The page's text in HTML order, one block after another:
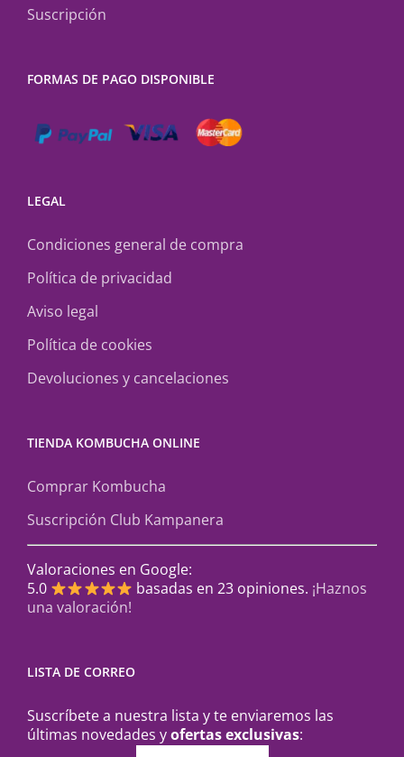
Suscripción
FORMAS DE PAGO DISPONIBLE
LEGAL
Condiciones general de compra
Política de privacidad
Aviso legal
Política de cookies
Devoluciones y cancelaciones
TIENDA KOMBUCHA ONLINE
Comprar Kombucha
Suscripción Club Kampanera
Valoraciones en Google:
5.0
basadas en 23 opiniones. ¡Haznos
una valoración!
LISTA DE CORREO
Suscríbete a nuestra lista y te enviaremos las
últimas novedades yofertas exclusivas: